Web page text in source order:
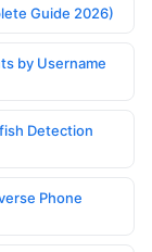
Guide 2026)
by Username
Detection
Phone